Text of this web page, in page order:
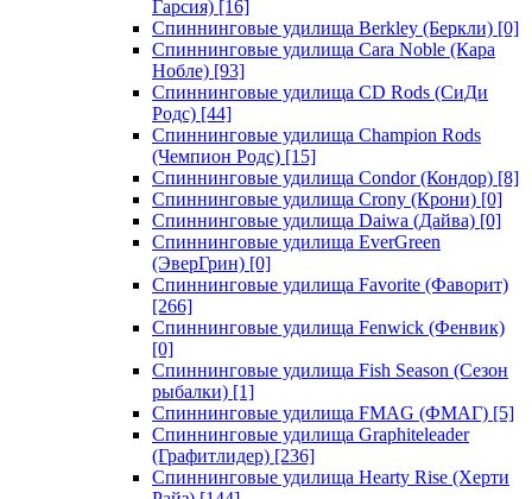
Гарсия) [16]
Спиннинговые удилища Berkley (Беркли) [0]
Спиннинговые удилища Cara Noble (Кара
Нобле) [93]
Спиннинговые удилища CD Rods (СиДи
Родс) [44]
Спиннинговые удилища Champion Rods
(Чемпион Родс) [15]
Спиннинговые удилища Condor (Кондор) [8]
Спиннинговые удилища Crony (Крони) [0]
Спиннинговые удилища Daiwa (Дайва) [0]
Спиннинговые удилища EverGreen
(ЭверГрин) [0]
Спиннинговые удилища Favorite (Фаворит)
[266]
Спиннинговые удилища Fenwick (Фенвик)
[0]
Спиннинговые удилища Fish Season (Сезон
рыбалки) [1]
Спиннинговые удилища FMAG (ФМАГ) [5]
Спиннинговые удилища Graphiteleader
(Графитлидер) [236]
Спиннинговые удилища Hearty Rise (Херти